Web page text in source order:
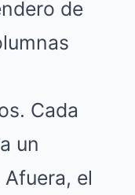
de
Cada
un
el